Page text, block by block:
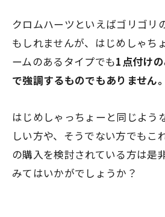
クロムハーツといえばゴリゴリ
もしれませんが、はじめしゃち
ームのあるタイプでも1点付け
で強調するものでもありません。
はじめしゃっちょーと同じよう
しい方や、そうでない方でもこ
の購入を検討されている方は是
みてはいかがでしょうか？